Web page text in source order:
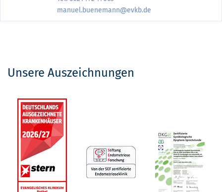
manuel.buenemann@evkb.de
Unsere Auszeichnungen